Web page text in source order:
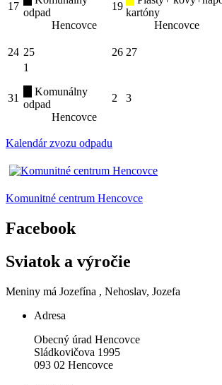
17
odpad
Hencovce
19
kartóny
Hencovce
24 25 26 27
31
1
Komunálny
odpad
Hencovce
2 3
Kalendár zvozu odpadu
Komunitné centrum Hencovce
Facebook
Sviatok a výročie
Meniny má Jozefína , Nehoslav, Jozefa
Adresa
Obecný úrad Hencovce
Sládkovičova 1995
093 02 Hencovce